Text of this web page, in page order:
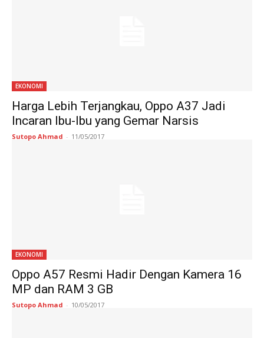
EKONOMI
Harga Lebih Terjangkau, Oppo A37 Jadi
Incaran Ibu-Ibu yang Gemar Narsis
Sutopo Ahmad - 11/05/2017
EKONOMI
Oppo A57 Resmi Hadir Dengan Kamera 16
MP dan RAM 3 GB
Sutopo Ahmad - 10/05/2017